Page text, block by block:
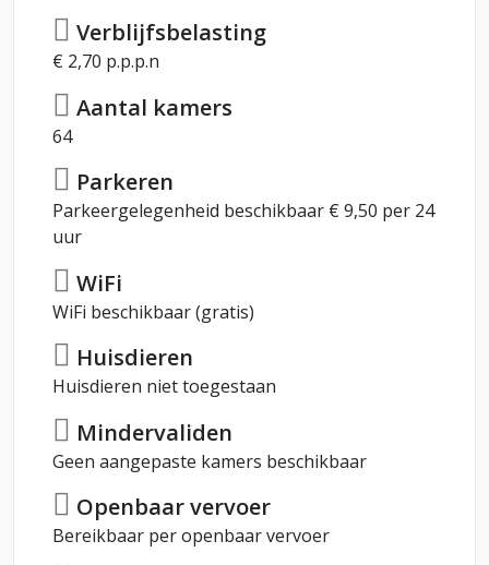
Verblijfsbelasting
€ 2,70 p.p.p.n
Aantal kamers
64
Parkeren
Parkeergelegenheid beschikbaar € 9,50 per 24
uur
WiFi
WiFi beschikbaar (gratis)
Huisdieren
Huisdieren niet toegestaan
Mindervaliden
Geen aangepaste kamers beschikbaar
Openbaar vervoer
Bereikbaar per openbaar vervoer